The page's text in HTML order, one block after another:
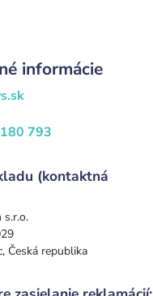
informácie
793
(kontaktná
s.r.o.
Česká republika